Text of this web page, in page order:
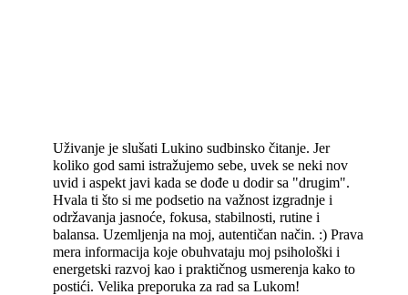
Uživanje je slušati Lukino sudbinsko čitanje. Jer
koliko god sami istražujemo sebe, uvek se neki nov
uvid i aspekt javi kada se dođe u dodir sa "drugim".
Hvala ti što si me podsetio na važnost izgradnje i
održavanja jasnoće, fokusa, stabilnosti, rutine i
balansa. Uzemljenja na moj, autentičan način. :) Prava
mera informacija koje obuhvataju moj psihološki i
energetski razvoj kao i praktičnog usmerenja kako to
postići. Velika preporuka za rad sa Lukom!